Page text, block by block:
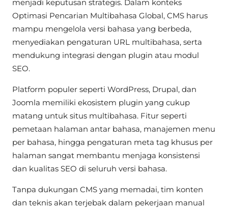
menjadi keputusan strategis. Dalam konteks
Optimasi Pencarian Multibahasa Global, CMS harus
mampu mengelola versi bahasa yang berbeda,
menyediakan pengaturan URL multibahasa, serta
mendukung integrasi dengan plugin atau modul
SEO.
Platform populer seperti WordPress, Drupal, dan
Joomla memiliki ekosistem plugin yang cukup
matang untuk situs multibahasa. Fitur seperti
pemetaan halaman antar bahasa, manajemen menu
per bahasa, hingga pengaturan meta tag khusus per
halaman sangat membantu menjaga konsistensi
dan kualitas SEO di seluruh versi bahasa.
Tanpa dukungan CMS yang memadai, tim konten
dan teknis akan terjebak dalam pekerjaan manual